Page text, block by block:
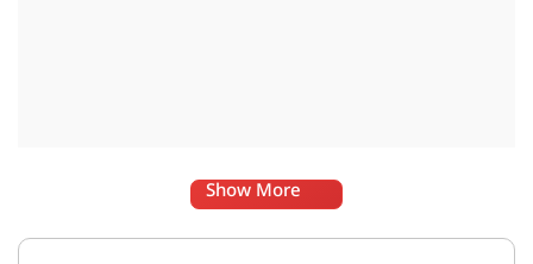
Show More